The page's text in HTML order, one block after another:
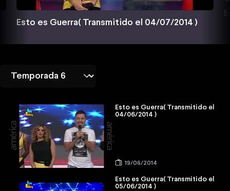
Esto es Guerra( Transmitido el 04/07/2014 )
Esto es Guerra( Transmitido el
04/06/2014 )
19/06/2014
Esto es Guerra( Transmitido el
05/06/2014 )